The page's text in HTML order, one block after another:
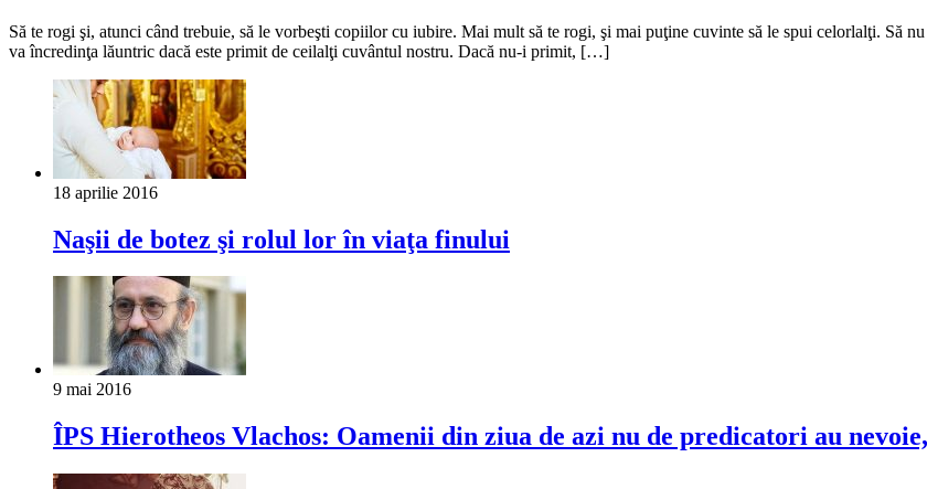
Să te rogi şi, atunci când trebuie, să le vorbeşti copiilor cu iubire. Mai mult să te rogi, şi mai puţine cuvinte să le spui celorlalţi. Să
va încredinţa lăuntric dacă este primit de ceilalţi cuvântul nostru. Dacă nu-i primit, […]
18 aprilie 2016
Naşii de botez şi rolul lor în viaţa finului
9 mai 2016
ÎPS Hierotheos Vlachos: Oamenii din ziua de azi nu de predi­catori au